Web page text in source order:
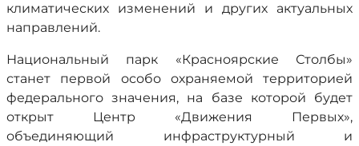
климатических изменений и других актуальных
направлений.
Национальный парк «Красноярские Столбы»
станет первой особо охраняемой территорией
федерального значения, на базе которой будет
открыт Центр «Движения Первых»,
объединяющий инфраструктурный и